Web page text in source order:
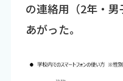
の連絡用（2年・
あがった。